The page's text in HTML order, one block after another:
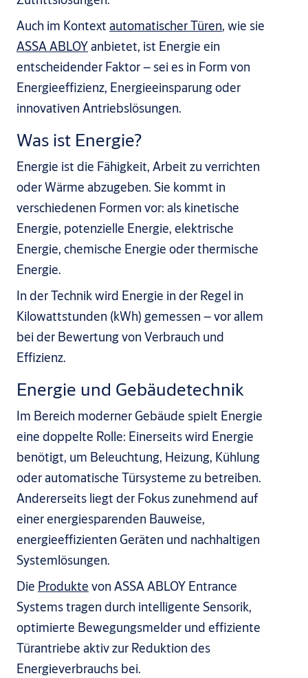
Auch im Kontext automatischer Türen, wie sie
ASSA ABLOYanbietet, ist Energie ein
entscheidender Faktor – sei es in Form von
Energieeffizienz, Energieeinsparung oder
innovativen Antriebslösungen.
Was ist Energie?
Energie ist die Fähigkeit, Arbeit zu verrichten
oder Wärme abzugeben. Sie kommt in
verschiedenen Formen vor: als kinetische
Energie, potenzielle Energie, elektrische
Energie, chemische Energie oder thermische
Energie.
In der Technik wird Energie in der Regel in
Kilowattstunden (kWh) gemessen – vor allem
bei der Bewertung von Verbrauch und
Effizienz.
Energie und Gebäudetechnik
Im Bereich moderner Gebäude spielt Energie
eine doppelte Rolle: Einerseits wird Energie
benötigt, um Beleuchtung, Heizung, Kühlung
oder automatische Türsysteme zu betreiben.
Andererseits liegt der Fokus zunehmend auf
einer energiesparenden Bauweise,
energieeffizienten Geräten und nachhaltigen
Systemlösungen.
Die Produkte von ASSA ABLOY Entrance
Systems tragen durch intelligente Sensorik,
optimierte Bewegungsmelder und effiziente
Türantriebe aktiv zur Reduktion des
Energieverbrauchs bei.